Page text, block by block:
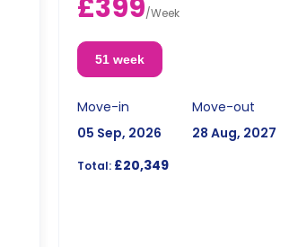
£399/Week
51 week
Move-in
05 Sep, 2026
Move-out
28 Aug, 2027
Total: £20,349